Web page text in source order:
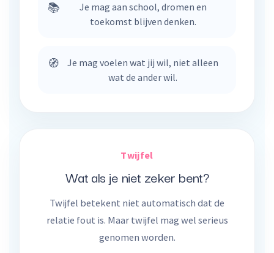
📚
Je mag aan school, dromen en
toekomst blijven denken.
🧭
Je mag voelen wat jij wil, niet alleen
wat de ander wil.
Twijfel
Wat als je niet zeker bent?
Twijfel betekent niet automatisch dat de
relatie fout is. Maar twijfel mag wel serieus
genomen worden.